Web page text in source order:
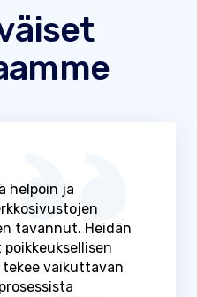
helpoin ja
tavannut. Heidän
vaikuttavan